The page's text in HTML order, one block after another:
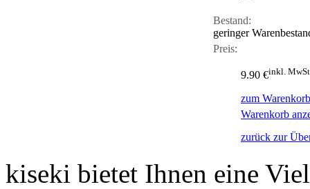
Bestand:
geringer
Preis:
9.90 €inkl.
zum
Warenkorb
zurück zur
kiseki bietet Ihnen eine